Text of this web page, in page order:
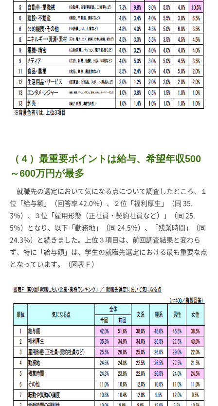
（４）最重要ポイントは給与、希望年収500
～600万円が最多
就職先の選定において気になる点について調査したところ、１
位「給与額」（回答率 42.0％）、２位「福利厚生」（同 35.
3％）、３位「雇用形態（正社員・契約社員など）」（同 25.
5％）となり、以下「勤務地」（同 24.5％）、「残業時間」（同
24.3％）と続きました。上位３項目は、前回調査結果と変わら
ず、特に「給与額」は、学生の就職先選定における最も重要な点
となっています。（図表Ｆ）